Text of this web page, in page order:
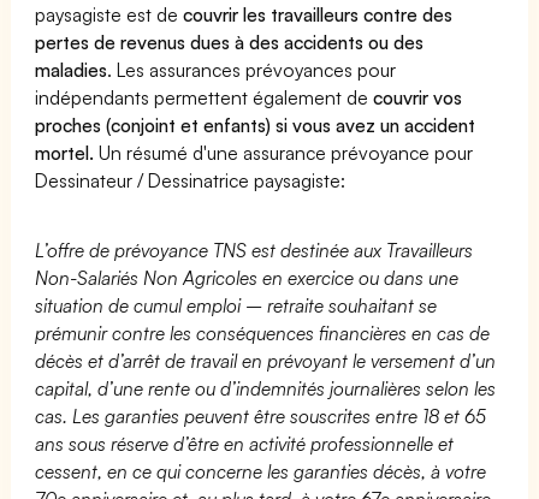
paysagiste est decouvrir les travailleurs contre des
pertes de revenus dues à des accidents ou des
maladies. Les assurances prévoyances pour
indépendants permettent également decouvrir vos
proches (conjoint et enfants) si vous avez un accident
mortel. Un résumé d'une assurance prévoyance pour
Dessinateur / Dessinatrice paysagiste:
L’offre de prévoyance TNS est destinée aux Travailleurs
Non-Salariés Non Agricoles en exercice ou dans une
situation de cumul emploi – retraite souhaitant se
prémunir contre les conséquences financières en cas de
décès et d’arrêt de travail en prévoyant le versement d’un
capital, d’une rente ou d’indemnités journalières selon les
cas. Les garanties peuvent être souscrites entre 18 et 65
ans sous réserve d’être en activité professionnelle et
cessent, en ce qui concerne les garanties décès, à votre